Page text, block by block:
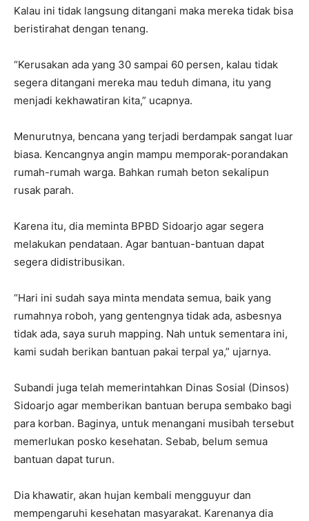
Kalau ini tidak langsung ditangani maka mereka tidak bisa
beristirahat dengan tenang.
“Kerusakan ada yang 30 sampai 60 persen, kalau tidak
segera ditangani mereka mau teduh dimana, itu yang
menjadi kekhawatiran kita,” ucapnya.
Menurutnya, bencana yang terjadi berdampak sangat luar
biasa. Kencangnya angin mampu memporak-porandakan
rumah-rumah warga. Bahkan rumah beton sekalipun
rusak parah.
Karena itu, dia meminta BPBD Sidoarjo agar segera
melakukan pendataan. Agar bantuan-bantuan dapat
segera didistribusikan.
“Hari ini sudah saya minta mendata semua, baik yang
rumahnya roboh, yang gentengnya tidak ada, asbesnya
tidak ada, saya suruh mapping. Nah untuk sementara ini,
kami sudah berikan bantuan pakai terpal ya,” ujarnya.
Subandi juga telah memerintahkan Dinas Sosial (Dinsos)
Sidoarjo agar memberikan bantuan berupa sembako bagi
para korban. Baginya, untuk menangani musibah tersebut
memerlukan posko kesehatan. Sebab, belum semua
bantuan dapat turun.
Dia khawatir, akan hujan kembali mengguyur dan
mempengaruhi kesehatan masyarakat. Karenanya dia